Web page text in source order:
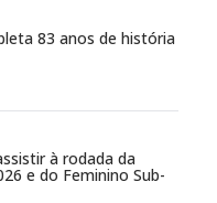
83 anos de história
à rodada da
e do Feminino Sub-